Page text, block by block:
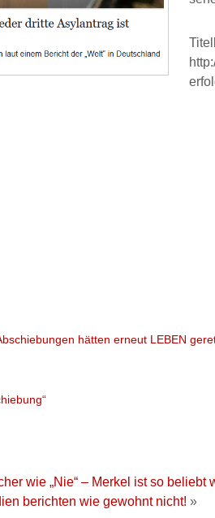
hätten erneut LEBEN
wie „Nie“ – Merkel ist so
berichten wie gewohnt nicht! »